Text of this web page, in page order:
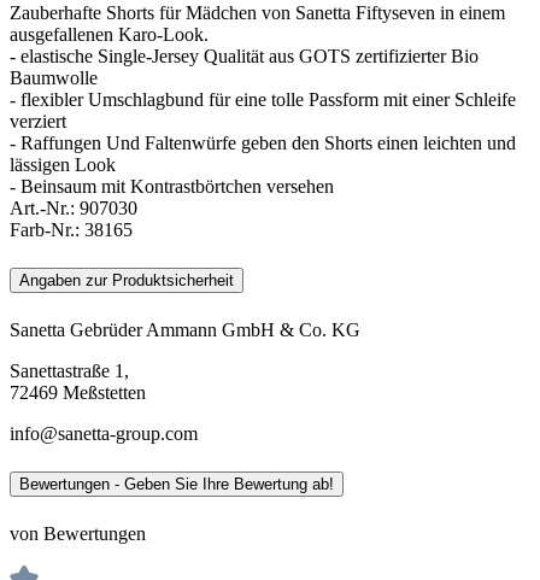
Zauberhafte Shorts für Mädchen von Sanetta Fiftyseven in einem
ausgefallenen Karo-Look.
- elastische Single-Jersey Qualität aus GOTS zertifizierter Bio
Baumwolle
- flexibler Umschlagbund für eine tolle Passform mit einer Schleife
verziert
- Raffungen Und Faltenwürfe geben den Shorts einen leichten und
lässigen Look
- Beinsaum mit Kontrastbörtchen versehen
Art.-Nr.: 907030
Farb-Nr.: 38165
Angaben zur Produktsicherheit
Sanetta Gebrüder Ammann GmbH & Co. KG
Sanettastraße 1,
72469 Meßstetten
info@sanetta-group.com
Bewertungen - Geben Sie Ihre Bewertung ab!
von Bewertungen